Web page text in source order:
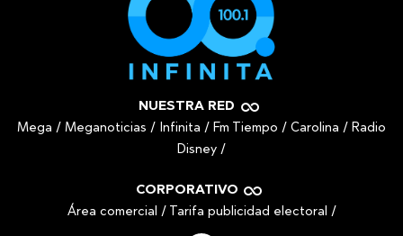
NUESTRA RED
Mega / Meganoticias / Infinita / Fm Tiempo / Carolina / Radio
Disney /
CORPORATIVO
Área comercial / Tarifa publicidad electoral /